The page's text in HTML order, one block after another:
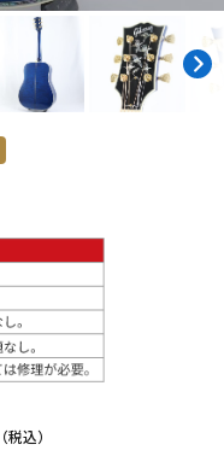
レコーディング機器
楽器アクセサリ
（税込）